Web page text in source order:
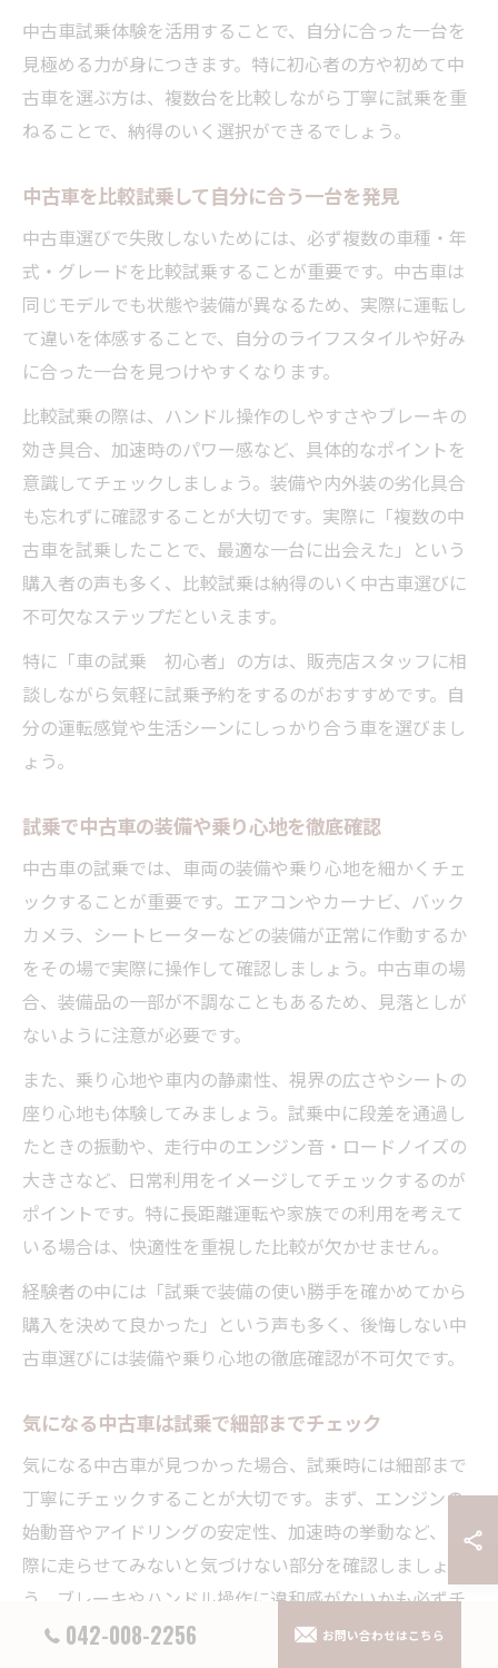
中古車試乗体験を活用することで、自分に合った一台を
見極める力が身につきます。特に初心者の方や初めて中
古車を選ぶ方は、複数台を比較しながら丁寧に試乗を重
ねることで、納得のいく選択ができるでしょう。
中古車を比較試乗して自分に合う一台を発見
中古車選びで失敗しないためには、必ず複数の車種・年
式・グレードを比較試乗することが重要です。中古車は
同じモデルでも状態や装備が異なるため、実際に運転し
て違いを体感することで、自分のライフスタイルや好み
に合った一台を見つけやすくなります。
比較試乗の際は、ハンドル操作のしやすさやブレーキの
効き具合、加速時のパワー感など、具体的なポイントを
意識してチェックしましょう。装備や内外装の劣化具合
も忘れずに確認することが大切です。実際に「複数の中
古車を試乗したことで、最適な一台に出会えた」という
購入者の声も多く、比較試乗は納得のいく中古車選びに
不可欠なステップだといえます。
特に「車の試乗 初心者」の方は、販売店スタッフに相
談しながら気軽に試乗予約をするのがおすすめです。自
分の運転感覚や生活シーンにしっかり合う車を選びまし
ょう。
試乗で中古車の装備や乗り心地を徹底確認
中古車の試乗では、車両の装備や乗り心地を細かくチェ
ックすることが重要です。エアコンやカーナビ、バック
カメラ、シートヒーターなどの装備が正常に作動するか
をその場で実際に操作して確認しましょう。中古車の場
合、装備品の一部が不調なこともあるため、見落としが
ないように注意が必要です。
また、乗り心地や車内の静粛性、視界の広さやシートの
座り心地も体験してみましょう。試乗中に段差を通過し
たときの振動や、走行中のエンジン音・ロードノイズの
大きさなど、日常利用をイメージしてチェックするのが
ポイントです。特に長距離運転や家族での利用を考えて
いる場合は、快適性を重視した比較が欠かせません。
経験者の中には「試乗で装備の使い勝手を確かめてから
購入を決めて良かった」という声も多く、後悔しない中
古車選びには装備や乗り心地の徹底確認が不可欠です。
気になる中古車は試乗で細部までチェック
気になる中古車が見つかった場合、試乗時には細部まで
丁寧にチェックすることが大切です。まず、エンジンの
始動音やアイドリングの安定性、加速時の挙動など、実
際に走らせてみないと気づけない部分を確認しましょ
う。ブレーキやハンドル操作に違和感がないかも必ずチ
ェックが必要です。
042-008-2256 お問い合わせはこちら